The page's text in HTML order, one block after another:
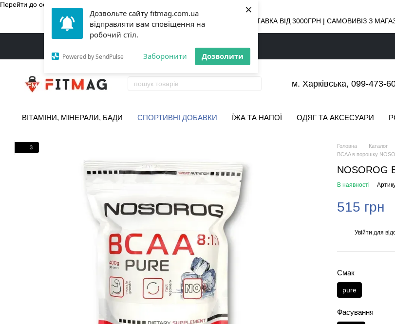
Дозвольте сайту fitmag.com.ua
відправляти вам сповіщення на
робочий стіл.
Powered by SendPulse Заборонити Дозволити
×
Перейти до основного контенту
БЕЗКОШТОВНА ДОСТАВКА ВІД 3000ГРН | САМОВИВІЗ З
м. Харківська, 099-473-
ВІТАМІНИ, МІНЕРАЛИ, БАДИ СПОРТИВНІ ДОБАВКИ ЇЖА ТА НАПОЇ ОДЯГ ТА АКСЕСУАРИ
3 Головна Каталог
BCAA в порошку
NOSOROG
В наявності
515 грн
Увійти для
Смак
pure
Фасування